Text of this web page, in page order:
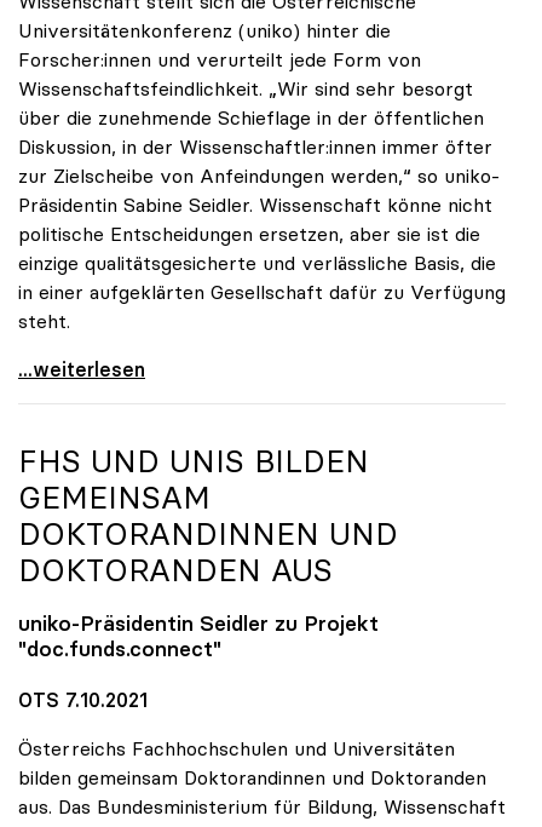
Universitätenkonferenz (uniko) hinter die
Forscher:innen und verurteilt jede Form von
Wissenschaftsfeindlichkeit. „Wir sind sehr besorgt
über die zunehmende Schieflage in der öffentlichen
Diskussion, in der Wissenschaftler:innen immer öfter
zur Zielscheibe von Anfeindungen werden,“ so uniko-
Präsidentin Sabine Seidler. Wissenschaft könne nicht
politische Entscheidungen ersetzen, aber sie ist die
einzige qualitätsgesicherte und verlässliche Basis, die
in einer aufgeklärten Gesellschaft dafür zu Verfügung
steht.
uniko stellt sich hinter Forscher:innen
...weiterlesen
FHS UND UNIS BILDEN
GEMEINSAM
DOKTORANDINNEN UND
DOKTORANDEN AUS
uniko-Präsidentin Seidler zu Projekt
"doc.funds.connect"
OTS 7.10.2021
Österreichs Fachhochschulen und Universitäten
bilden gemeinsam Doktorandinnen und Doktoranden
aus. Das Bundesministerium für Bildung, Wissenschaft